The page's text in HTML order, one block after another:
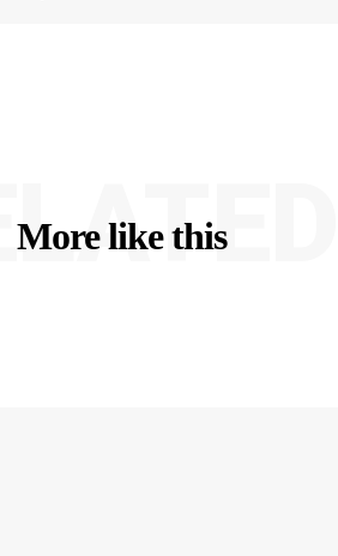
More like this